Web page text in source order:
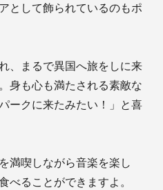
として飾られているのもポ
、まるで異国へ旅をしに来
身も心も満たされる素敵な
ークに来たみたい！」と喜
満喫しながら音楽を楽し
べることができますよ。